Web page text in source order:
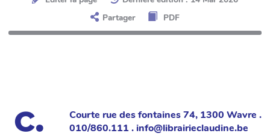
Partager
PDF
Courte rue des fontaines 74, 1300 Wavre .
010/860.111 . info@librairieclaudine.be